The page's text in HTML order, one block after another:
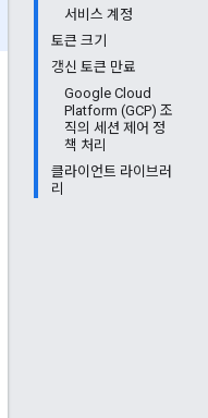
서비스 계정
토큰 크기
갱신 토큰 만료
Google Cloud
Platform (GCP) 조
직의 세션 제어 정
책 처리
클라이언트 라이브러
리